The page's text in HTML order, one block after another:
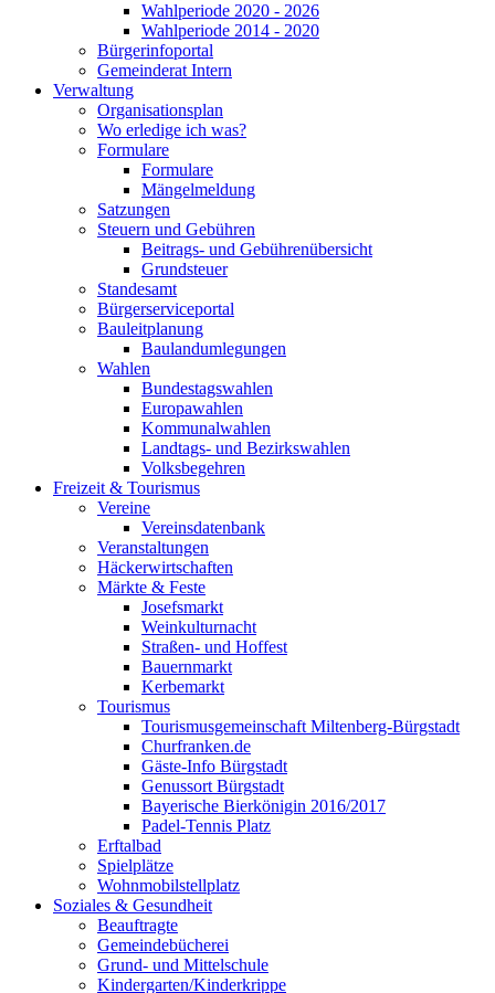
Wahlperiode 2020 - 2026
Wahlperiode 2014 - 2020
Bürgerinfoportal
Gemeinderat Intern
Verwaltung
Organisationsplan
Wo erledige ich was?
Formulare
Formulare
Mängelmeldung
Satzungen
Steuern und Gebühren
Beitrags- und Gebührenübersicht
Grundsteuer
Standesamt
Bürgerserviceportal
Bauleitplanung
Baulandumlegungen
Wahlen
Bundestagswahlen
Europawahlen
Kommunalwahlen
Landtags- und Bezirkswahlen
Volksbegehren
Freizeit & Tourismus
Vereine
Vereinsdatenbank
Veranstaltungen
Häckerwirtschaften
Märkte & Feste
Josefsmarkt
Weinkulturnacht
Straßen- und Hoffest
Bauernmarkt
Kerbemarkt
Tourismus
Tourismusgemeinschaft Miltenberg-Bürgstadt
Churfranken.de
Gäste-Info Bürgstadt
Genussort Bürgstadt
Bayerische Bierkönigin 2016/2017
Padel-Tennis Platz
Erftalbad
Spielplätze
Wohnmobilstellplatz
Soziales & Gesundheit
Beauftragte
Gemeindebücherei
Grund- und Mittelschule
Kindergarten/Kinderkrippe